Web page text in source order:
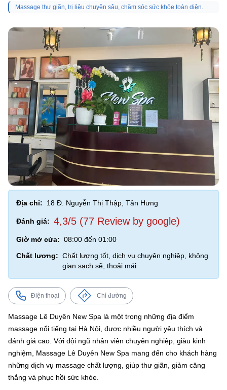
Massage thư giãn, trị liệu chuyên sâu, chăm sóc sức khỏe toàn diện.
Địa chỉ: 18 Đ. Nguyễn Thị Thập, Tân Hưng
Đánh giá: 4,3/5 (77 Review by google)
Giờ mở cửa: 08:00 đến 01:00
Chất lương: Chất lượng tốt, dịch vụ chuyên nghiệp, không
gian sạch sẽ, thoải mái.
Điện thoại Chỉ đường
Massage Lê Duyên New Spa là một trong những địa điểm
massage nổi tiếng tại Hà Nội, được nhiều người yêu thích và
đánh giá cao. Với đội ngũ nhân viên chuyên nghiệp, giàu kinh
nghiệm, Massage Lê Duyên New Spa mang đến cho khách hàng
những dịch vụ massage chất lượng, giúp thư giãn, giảm căng
thẳng và phục hồi sức khỏe.